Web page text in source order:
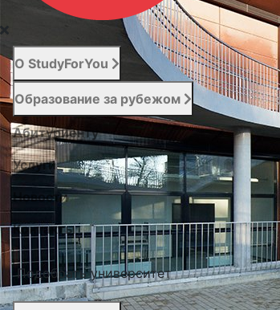
О StudyForYou
Образование за рубежом
Абитуриенту
Услуги
Новости
Контакты
Подобрать университет